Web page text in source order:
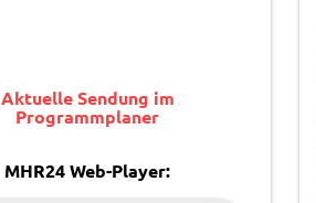
Aktuelle Sendung im
Programmplaner
MHR24 Web-Player: